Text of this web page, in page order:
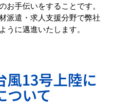
お手伝いをすることです。
派遣・求人支援分野で弊社
うに邁進いたします。
風13号上陸に
ついて